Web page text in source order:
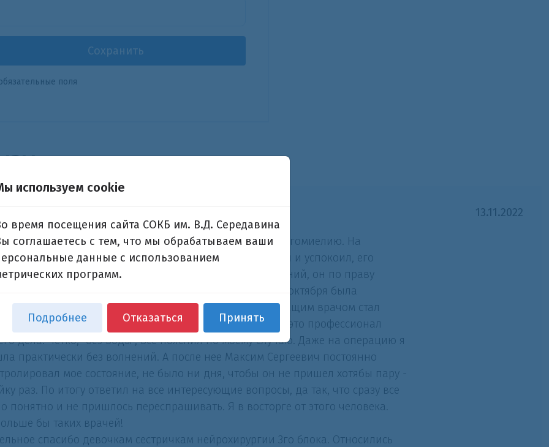
Сохранить
поля
13.11.2022
выявили мальформацию Арнольда Киари 1т и серингомиелию. На
Алексеев Геннадий Николаевич, все объяснил и успокоил, его
внимание и профессионализм не оставили сомнений, он по праву
свое место заведующего нейрохирургии СОКБ. 26 октября была
в отделение нейрохирургии. Моим лечащим врачом стал
Максим Сергеевич. С первых его слов поняла, что это профессионал
дела. Четко, "без воды", все пояснил по моему случаю. Даже на операцию я
практически без волнений. А после нее Максим Сергеевич постоянно
мое состояние, не было ни дня, чтобы он не пришел хотябы пару -
раз. По итогу ответил на все интересующие вопросы, да так, что сразу все
понятно и не пришлось переспрашивать. Я в восторге от этого человека.
бы таких врачей!
спасибо девочкам сестричкам нейрохирургии 3го блока. Относились
используем cookie
время посещения сайта СОКБ им. В.Д. Середавина
соглашаетесь с тем, что мы обрабатываем ваши
данные с использованием
программ.
Подробнее Отказаться Принять